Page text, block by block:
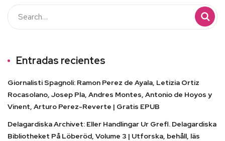
Entradas recientes
Giornalisti Spagnoli: Ramon Perez de Ayala, Letizia Ortiz
Rocasolano, Josep Pla, Andres Montes, Antonio de Hoyos y
Vinent, Arturo Perez-Reverte | Gratis EPUB
Delagardiska Archivet: Eller Handlingar Ur Grefl. Delagardiska
Bibliotheket På Löberöd, Volume 3 | Utforska, behåll, läs